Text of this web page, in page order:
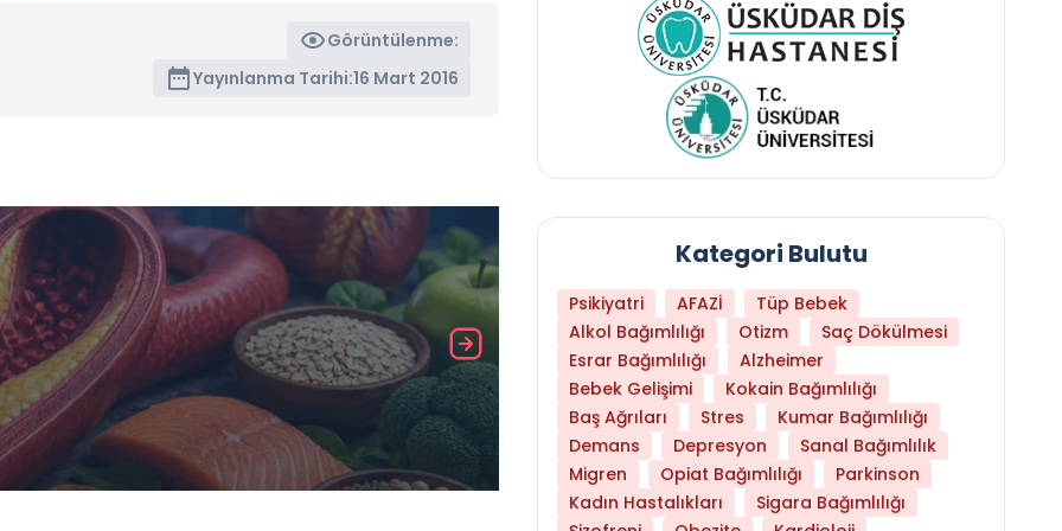
Görüntülenme:
Yayınlanma Tarihi:16 Mart 2016
Daha Az Protein Tüketmek Yaşlanmayı
Kategori Bulutu
Psikiyatri AFAZİ
Tüp Bebek
Alkol Bağımlılığı
Otizm
Saç Dökülmesi
Esrar Bağımlılığı
Alzheimer
Bebek Gelişimi
Kokain Bağımlılığı
Baş Ağrıları
Stres
Kumar Bağımlılığı
Demans
Depresyon
Sanal Bağımlılık
Migren
Opiat Bağımlılığı
Parkinson
Kadın Hastalıkları
Sigara Bağımlılığı